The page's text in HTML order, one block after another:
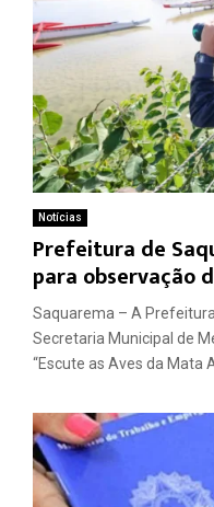
Notícias
Prefeitura de
para observação
Saquarema – A
Secretaria Municipal de
“Escute as Aves da Mata